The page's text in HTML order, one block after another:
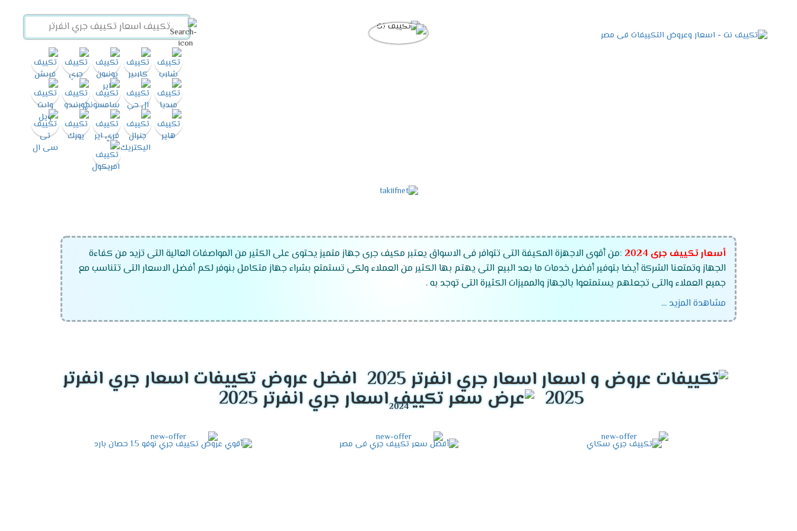
أسعار تكييف جرى 2024
:من أقوى الاجهزة المكيفة التى تتوافر فى الاسواق يعتبر مكيف جرى جهاز متميز يحتوى على الكثير من المواصفات العالية التى تزيد من كفاءة
الجهاز وتمتعنا الشركة أيضا بتوفير أفضل خدمات ما بعد البيع التى يهتم بها الكثير من العملاء ولكى تستمتع بشراء جهاز متكامل بنوفر لكم أفضل الاسعار التى تتناسب مع
جميع العملاء والتى تجعلهم يستمتعوا بالجهاز والمميزات الكثيرة التى توجد به .
قدرات تكييف جرى2024
تكييف جرى 4 حصان.
موديلات تكييف جرى
مشاهدة المزيد ...
افضل عروض تكييفات اسعار جري انفرتر
2025